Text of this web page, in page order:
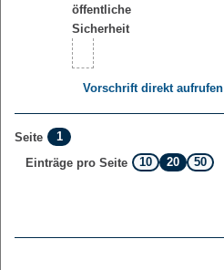
Vorschrift direkt aufrufen
Seite
1
Einträge pro Seite
10 20 50